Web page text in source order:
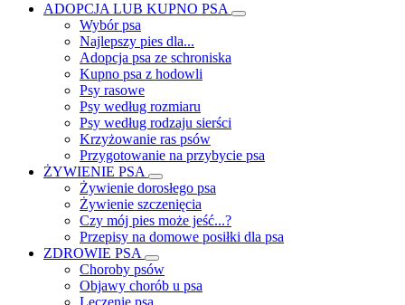
ADOPCJA LUB KUPNO PSA
Wybór psa
Najlepszy pies dla...
Adopcja psa ze schroniska
Kupno psa z hodowli
Psy rasowe
Psy według rozmiaru
Psy według rodzaju sierści
Krzyżowanie ras psów
Przygotowanie na przybycie psa
ŻYWIENIE PSA
Żywienie dorosłego psa
Żywienie szczenięcia
Czy mój pies może jeść...?
Przepisy na domowe posiłki dla psa
ZDROWIE PSA
Choroby psów
Objawy chorób u psa
Leczenie psa